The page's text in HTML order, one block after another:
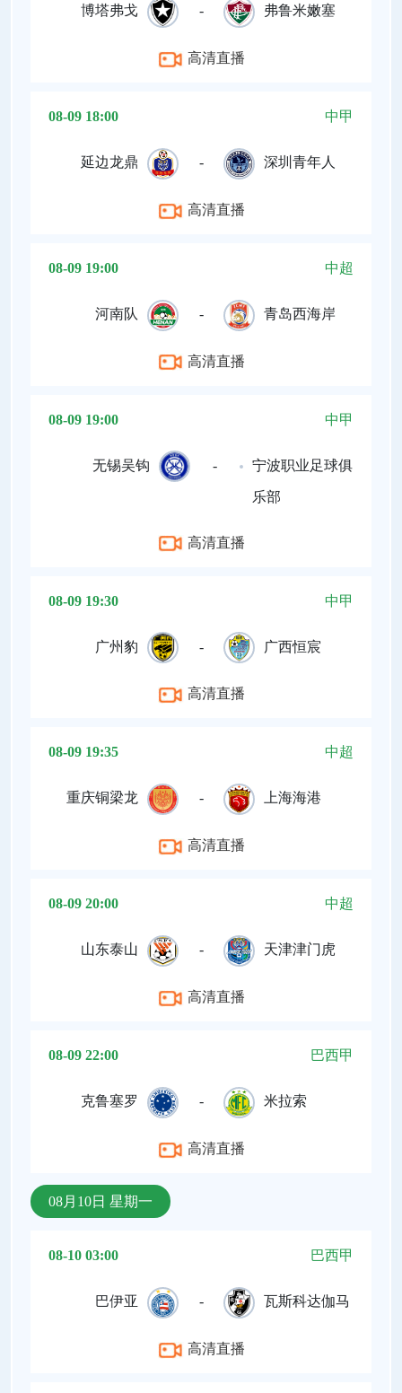
博塔弗戈 - 弗鲁米嫩塞
高清直播
08-09 18:00 中甲
延边龙鼎 - 深圳青年人
高清直播
08-09 19:00 中超
河南队 - 青岛西海岸
高清直播
08-09 19:00 中甲
无锡吴钩 - 宁波职业足球俱
乐部
高清直播
08-09 19:30 中甲
广州豹 - 广西恒宸
高清直播
08-09 19:35 中超
重庆铜梁龙 - 上海海港
高清直播
08-09 20:00 中超
山东泰山 - 天津津门虎
高清直播
08-09 22:00 巴西甲
克鲁塞罗 - 米拉索
高清直播
08月10日 星期一
08-10 03:00 巴西甲
巴伊亚 - 瓦斯科达伽马
高清直播